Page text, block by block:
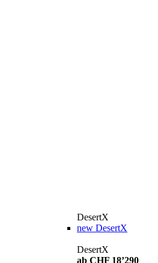
DesertX
new DesertX
DesertX
ab CHF 18’290